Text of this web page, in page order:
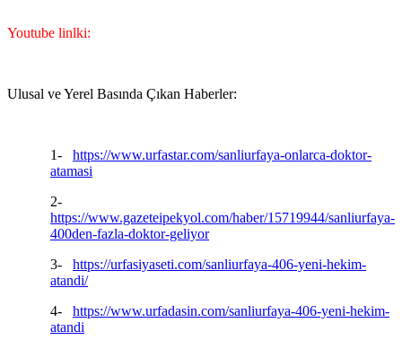
Youtube linlki:
Ulusal ve Yerel Basında Çıkan Haberler:
1-
https://www.urfastar.com/sanliurfaya-onlarca-doktor-
atamasi
2-
https://www.gazeteipekyol.com/haber/15719944/sanliurfaya-
400den-fazla-doktor-geliyor
3-
https://urfasiyaseti.com/sanliurfaya-406-yeni-hekim-
atandi/
4-
https://www.urfadasin.com/sanliurfaya-406-yeni-hekim-
atandi